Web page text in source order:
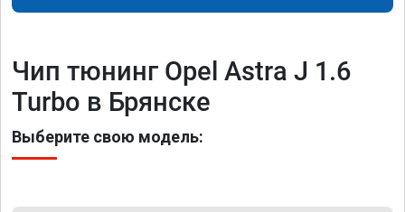
Чип тюнинг Opel Astra J 1.6
Turbo в Брянске
Выберите свою модель: